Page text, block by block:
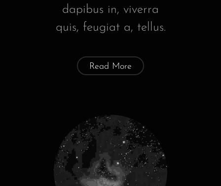
dapibus in, viverra
quis, feugiat a, tellus.
Read More